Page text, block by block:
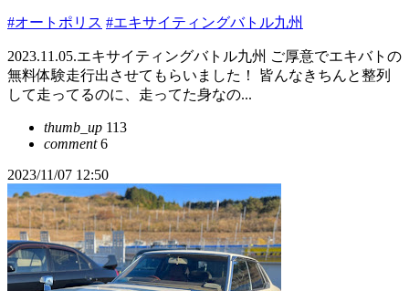
#オートポリス #エキサイティングバトル九州
2023.11.05.エキサイティングバトル九州 ご厚意でエキバトの
無料体験走行出させてもらいました！ 皆んなきちんと整列
して走ってるのに、走ってた身なの...
thumb_up 113
comment6
2023/11/07 12:50